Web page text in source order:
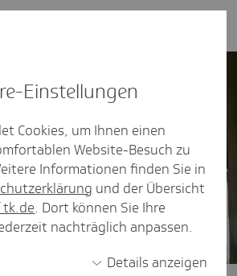
Einstel­lungen
Cookies, um Ihnen einen
Website-Besuch zu
Informationen finden Sie in
und der Übersicht
tk.de. Dort können Sie Ihre
nachträglich anpassen.
Details anzeigen